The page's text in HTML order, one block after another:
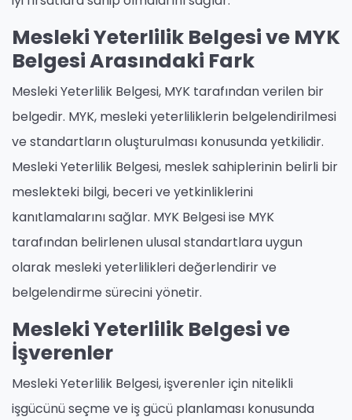
Mesleki Yeterlilik Belgesi ve MYK
Belgesi Arasındaki Fark
Mesleki Yeterlilik Belgesi, MYK tarafından verilen bir
belgedir. MYK, mesleki yeterliliklerin belgelendirilmesi
ve standartların oluşturulması konusunda yetkilidir.
Mesleki Yeterlilik Belgesi, meslek sahiplerinin belirli bir
meslekteki bilgi, beceri ve yetkinliklerini
kanıtlamalarını sağlar. MYK Belgesi ise MYK
tarafından belirlenen ulusal standartlara uygun
olarak mesleki yeterlilikleri değerlendirir ve
belgelendirme sürecini yönetir.
Mesleki Yeterlilik Belgesi ve
İşverenler
Mesleki Yeterlilik Belgesi, işverenler için nitelikli
işgücünü seçme ve iş gücü planlaması konusunda